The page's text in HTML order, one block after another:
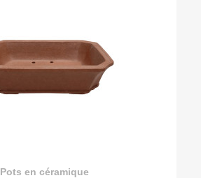
Ajouter au devis
Pots en céramique